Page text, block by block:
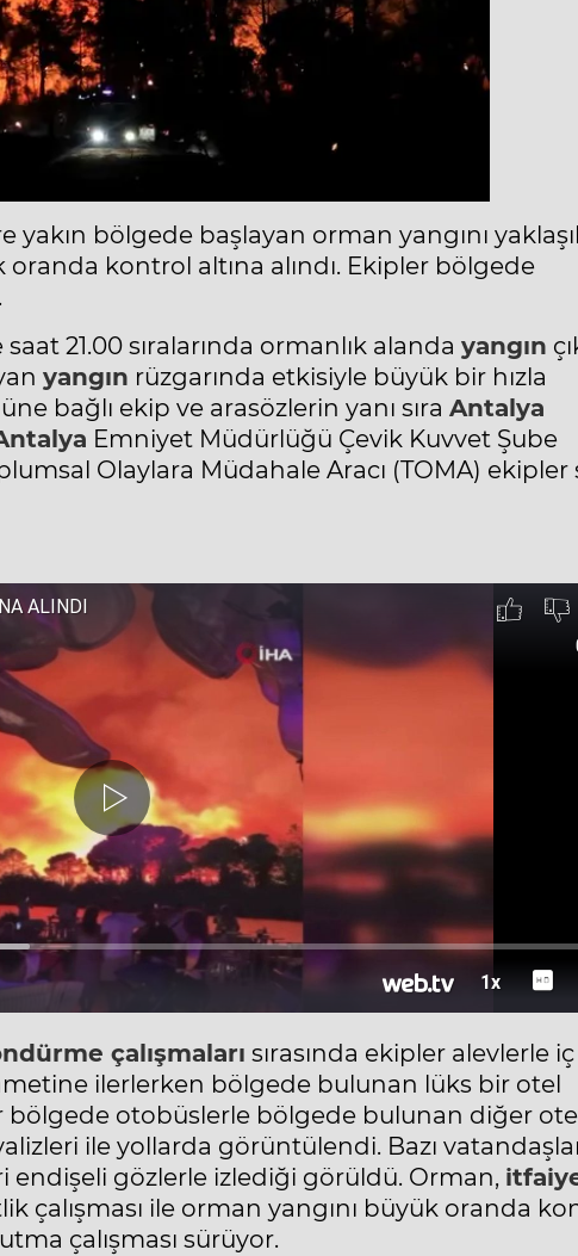
yakın bölgede başlayan orman yangını
oranda kontrol altına alındı. Ekipler bölgede
saat 21.00 sıralarında ormanlık alanda yangın
yangın rüzgarında etkisiyle büyük bir hızla
bağlı ekip ve arasözlerin yanı sıra Antalya
Emniyet Müdürlüğü Çevik Kuvvet Şube
Olaylara Müdahale Aracı (TOMA) ekipler
çalışmaları sırasında ekipler alevlerle
ilerlerken bölgede bulunan lüks bir otel
bölgede otobüslerle bölgede bulunan diğer
ile yollarda görüntülendi. Bazı
endişeli gözlerle izlediği görüldü. Orman,
çalışması ile orman yangını büyük oranda
çalışması sürüyor.